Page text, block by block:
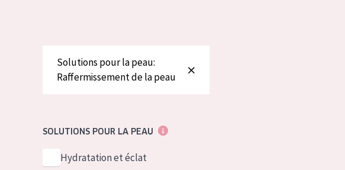
Peau ménopausée
Solutions pour la peau:
Raffermissement de la peau
SOLUTIONS POUR LA PEAU
Hydratation et éclat